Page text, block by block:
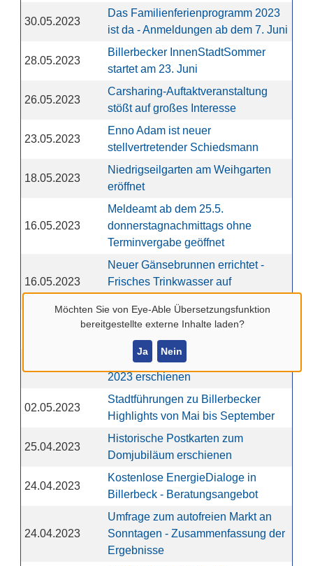
Möchten Sie von Eye-Able Übersetzungsfunktion
bereitgestellte externe Inhalte laden?
Ja Nein
30.05.2023
Das Familienferienprogramm 2023
ist da - Anmeldungen ab dem 7. Juni
28.05.2023
Billerbecker InnenStadtSommer
startet am 23. Juni
26.05.2023
Carsharing-Auftaktveranstaltung
stößt auf großes Interesse
23.05.2023
Enno Adam ist neuer
stellvertretender Schiedsmann
18.05.2023
Niedrigseilgarten am Weihgarten
eröffnet
16.05.2023
Meldeamt ab dem 25.5.
donnerstagnachmittags ohne
Terminvergabe geöffnet
16.05.2023
Neuer Gänsebrunnen errichtet -
Frisches Trinkwasser auf
Neuer Familienbereich im Freibad
fertig gestellt
03.05.2023
Amtsblatt 03/2023 ist am 3. Mai
2023 erschienen
02.05.2023
Stadtführungen zu Billerbecker
Highlights von Mai bis September
25.04.2023
Historische Postkarten zum
Domjubiläum erschienen
24.04.2023
Kostenlose EnergieDialoge in
Billerbeck - Beratungsangebot
24.04.2023
Umfrage zum autofreien Markt an
Sonntagen - Zusammenfassung der
Ergebnisse